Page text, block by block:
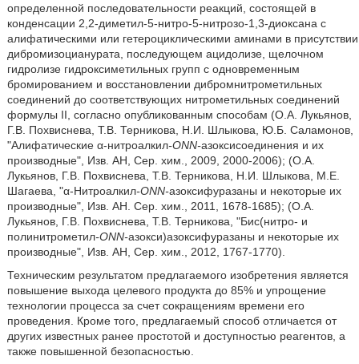
определенной последовательности реакций, состоящей в
конденсации 2,2-диметил-5-нитро-5-нитрозо-1,3-диоксана с
алифатическими или гетероциклическими аминами в присутствии
дибромизоцианурата, последующем ацидолизе, щелочном
гидролизе гидроксиметильных групп с одновременным
бромированием и восстановлении дибромнитрометильных
соединений до соответствующих нитрометильных соединений
формулы II, согласно опубликованным способам (О.А. Лукьянов,
Г.В. Похвиснева, Т.В. Терникова, Н.И. Шлыкова, Ю.Б. Саламонов,
"Алифатические α-нитроалкил-ONN-азоксисоединения и их
производные", Изв. АН, Сер. хим., 2009, 2000-2006); (О.А.
Лукьянов, Г.В. Похвиснева, Т.В. Терникова, Н.И. Шлыкова, М.Е.
Шагаева, "α-Нитроалкил-ONN-азоксифуразаны и некоторые их
производные", Изв. АН. Сер. хим., 2011, 1678-1685); (О.А.
Лукьянов, Г.В. Похвиснева, Т.В. Терникова, "Бис(нитро- и
полинитрометил-ONN-азокси)азоксифуразаны и некоторые их
производные", Изв. АН, Сер. хим., 2012, 1767-1770).
Техническим результатом предлагаемого изобретения является
повышение выхода целевого продукта до 85% и упрощение
технологии процесса за счет сокращениям времени его
проведения. Кроме того, предлагаемый способ отличается от
других известных ранее простотой и доступностью реагентов, а
также повышенной безопасностью.